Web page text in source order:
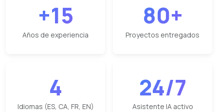
+15
Años de experiencia
80+
Proyectos entregados
4
Idiomas (ES, CA, FR, EN)
24/7
Asistente IA activo